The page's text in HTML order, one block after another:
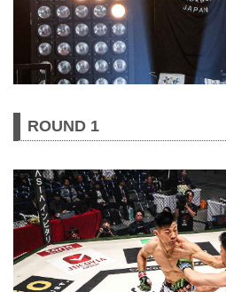
ROUND 1